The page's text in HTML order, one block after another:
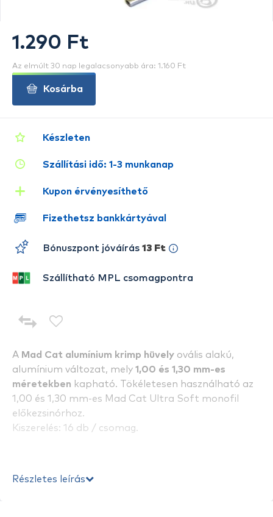
A Mad Cat alumínium krimp hüvely ovális alakú,
alumínium változat, mely 1,00 és 1,30 mm-es
méretekben kapható. Tökéletesen használható az
1,00 és 1,30 mm-es Mad Cat Ultra Soft monofil
előkezsinórhoz.
Kiszerelés: 16 db / csomag.
Részletes leírás
Készleten
Szállítási idő: 1-3 munkanap
Kupon érvényesíthető
Fizethetsz bankkártyával
Bónuszpont jóváírás 13 Ft
Szállítható MPL csomagpontra
1.290 Ft
Az elmúlt 30 nap legalacsonyabb ára: 1.160 Ft
Kosárba